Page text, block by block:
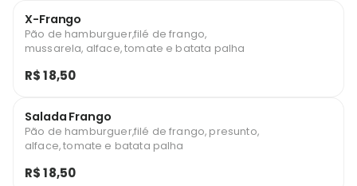
X-Frango
Pão de hamburguer,filé de frango,
mussarela, alface, tomate e batata palha
R$ 18,50
Salada Frango
Pão de hamburguer,filé de frango, presunto,
alface, tomate e batata palha
R$ 18,50